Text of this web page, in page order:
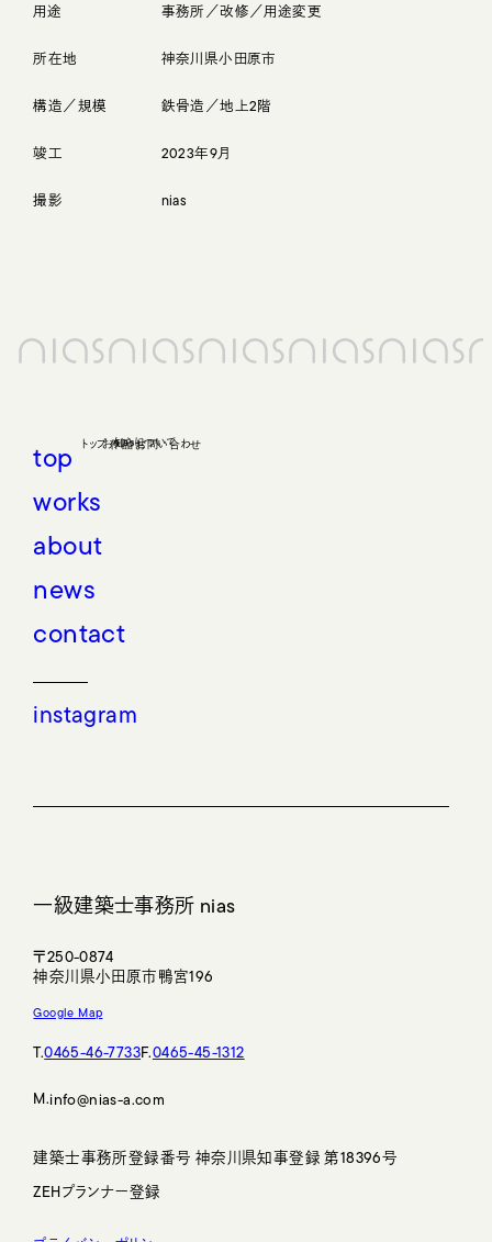
用途 事務所／改修／用途変更
所在地 神奈川県小田原市
構造／規模 鉄骨造／地上2階
竣工 2023年9月
撮影 nias
top
works
about
news
contact
instagram
一級建築士事務所 nias
〒250-0874
神奈川県小田原市鴨宮196
Google Map
T.0465-46-7733F.0465-45-1312
M. @nias-a.com
建築士事務所登録番号 神奈川県知事登録 第18396号
ZEHプランナー登録